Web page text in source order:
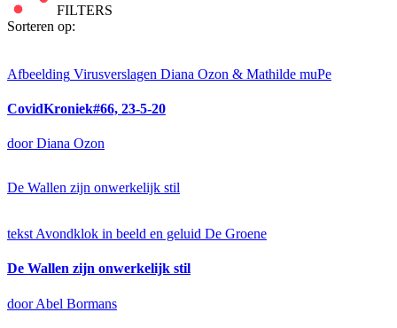
FILTERS
Sorteren op:
Afbeelding Virusverslagen Diana Ozon & Mathilde muPe
CovidKroniek#66, 23-5-20
door Diana Ozon
De Wallen zijn onwerkelijk stil
tekst Avondklok in beeld en geluid De Groene
De Wallen zijn onwerkelijk stil
door Abel Bormans